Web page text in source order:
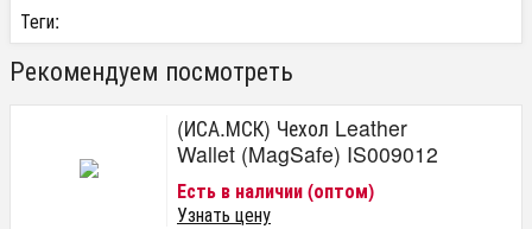
Теги:
Рекомендуем посмотреть
(ИСА.МСК) Чехол Leather
Wallet (MagSafe) IS009012
Есть в наличии (оптом)
Узнать цену